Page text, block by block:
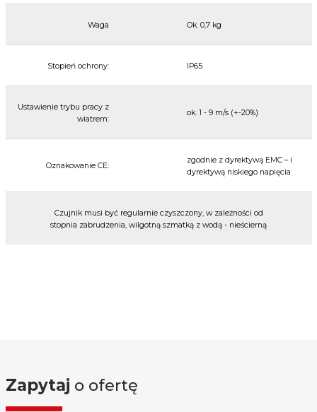
Waga Ok. 0,7 kg
Stopień ochrony: IP65
Ustawienie trybu pracy z
wiatrem:
ok. 1 - 9 m/s (+-20%)
Oznakowanie CE:
zgodnie z dyrektywą EMC – i
dyrektywą niskiego napięcia
Czujnik musi być regularnie czyszczony, w zależności od
stopnia zabrudzenia, wilgotną szmatką z wodą - nieścierną
Zapytaj o ofertę